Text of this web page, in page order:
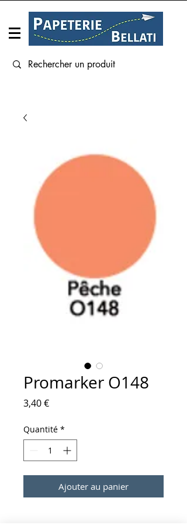
Promarker O148
3,40 €Prix
Quantité *
Ajouter au panier